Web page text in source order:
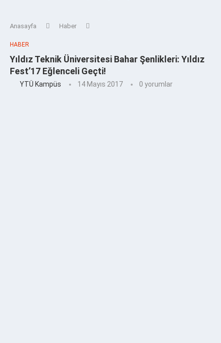
Anasayfa Haber
HABER
Yıldız Teknik Üniversitesi Bahar Şenlikleri: Yıldız
Fest’17 Eğlenceli Geçti!
YTÜ Kampüs 14 Mayıs 2017 0 yorumlar